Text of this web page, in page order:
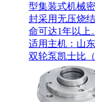
型集装式机械
封采用无压烧
命可达1年以上。
适用主机： 山
双轮泵凯士比（